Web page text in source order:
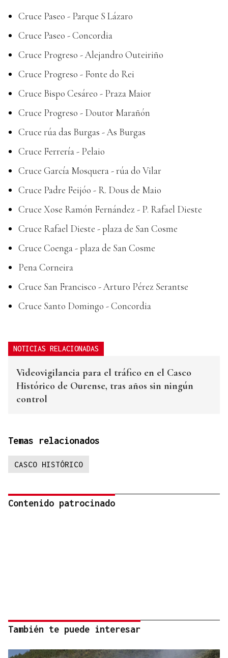
Cruce Paseo - Parque S Lázaro
Cruce Paseo - Concordia
Cruce Progreso - Alejandro Outeiriño
Cruce Progreso - Fonte do Rei
Cruce Bispo Cesáreo - Praza Maior
Cruce Progreso - Doutor Marañón
Cruce rúa das Burgas - As Burgas
Cruce Ferrería - Pelaio
Cruce García Mosquera - rúa do Vilar
Cruce Padre Feijóo - R. Dous de Maio
Cruce Xose Ramón Fernández - P. Rafael Dieste
Cruce Rafael Dieste - plaza de San Cosme
Cruce Coenga - plaza de San Cosme
Pena Corneira
Cruce San Francisco - Arturo Pérez Serantse
Cruce Santo Domingo - Concordia
NOTICIAS RELACIONADAS
Videovigilancia para el tráfico en el Casco
Histórico de Ourense, tras años sin ningún
control
Temas relacionados
CASCO HISTÓRICO
Contenido patrocinado
También te puede interesar